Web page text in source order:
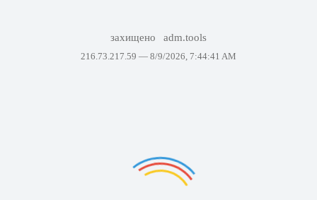
захищено adm.tools
216.73.217.59 — 8/9/2026, 7:44:41 AM